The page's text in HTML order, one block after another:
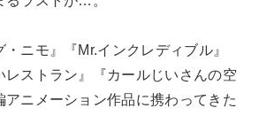
・ニモ』『Mr.インクレディブル』
レストラン』『カールじいさんの空
アニメーション作品に携わってきた